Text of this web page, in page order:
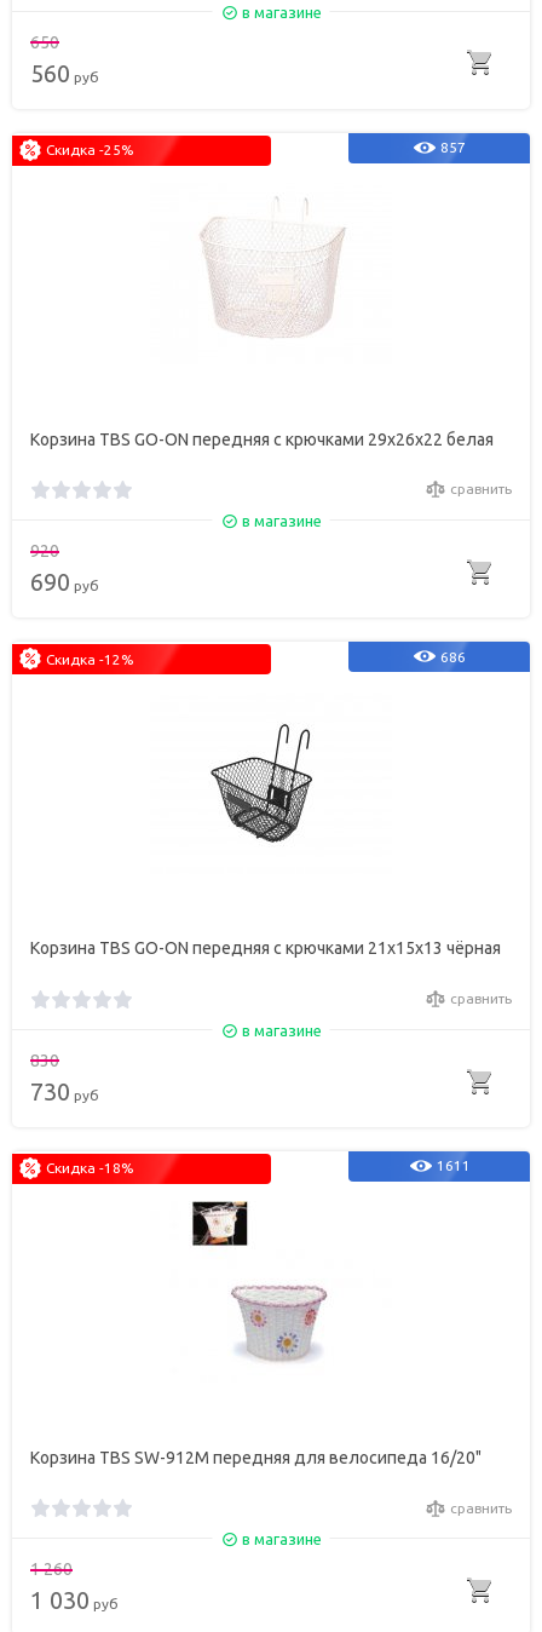
в магазине
650
560 руб
857
Скидка -25%
Корзина TBS GO-ON передняя с крючками 29х26х22 белая
сравнить
в магазине
920
690 руб
686
Скидка -12%
Корзина TBS GO-ON передняя с крючками 21х15х13 чёрная
сравнить
в магазине
830
730 руб
1611
Скидка -18%
Корзина TBS SW-912M передняя для велосипеда 16/20"
сравнить
в магазине
1 260
1 030 руб